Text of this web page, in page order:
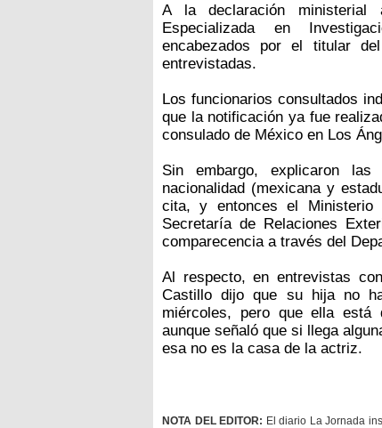
A la declaración ministerial
Especializada en
encabezados por el titular
entrevistadas.
Los funcionarios consultados
que la notificación ya fue
consulado de México en Los
Sin embargo, explicaron
nacionalidad (mexicana y
cita, y entonces el Ministerio
Secretaría de Relaciones
comparecencia a través del
Al respecto, en entrevistas
Castillo dijo que su hija no
miércoles, pero que ella está
aunque señaló que si llega
esa no es la casa de la actriz.
NOTA DEL EDITOR: El diario La Jornada